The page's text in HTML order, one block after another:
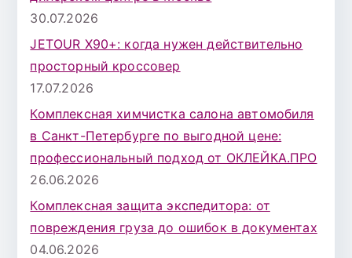
30.07.2026
JETOUR X90+: когда нужен действительно
просторный кроссовер
17.07.2026
Комплексная химчистка салона автомобиля
в Санкт-Петербурге по выгодной цене:
профессиональный подход от ОКЛЕЙКА.ПРО
26.06.2026
Комплексная защита экспедитора: от
повреждения груза до ошибок в документах
04.06.2026